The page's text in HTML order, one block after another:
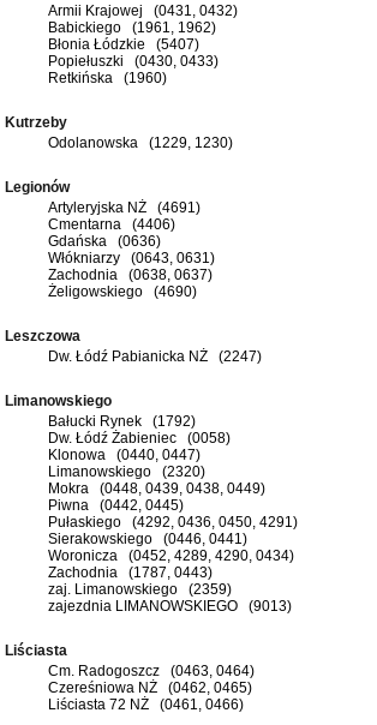
Armii Krajowej (0431, 0432)
Babickiego (1961, 1962)
Błonia Łódzkie (5407)
Popiełuszki (0430, 0433)
Retkińska (1960)
Kutrzeby
Odolanowska (1229, 1230)
Legionów
Artyleryjska NŻ (4691)
Cmentarna (4406)
Gdańska (0636)
Włókniarzy (0643, 0631)
Zachodnia (0638, 0637)
Żeligowskiego (4690)
Leszczowa
Dw. Łódź Pabianicka NŻ (2247)
Limanowskiego
Bałucki Rynek (1792)
Dw. Łódź Żabieniec (0058)
Klonowa (0440, 0447)
Limanowskiego (2320)
Mokra (0448, 0439, 0438, 0449)
Piwna (0442, 0445)
Pułaskiego (4292, 0436, 0450, 4291)
Sierakowskiego (0446, 0441)
Woronicza (0452, 4289, 4290, 0434)
Zachodnia (1787, 0443)
zaj. Limanowskiego (2359)
zajezdnia LIMANOWSKIEGO (9013)
Liściasta
Cm. Radogoszcz (0463, 0464)
Czereśniowa NŻ (0462, 0465)
Liściasta 72 NŻ (0461, 0466)